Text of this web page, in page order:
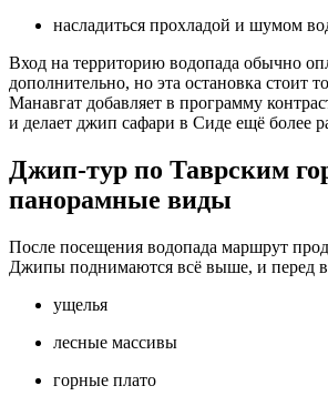
насладиться прохладой и шумом
Вход на территорию водопада обычно
дополнительно, но эта остановка стоит
Манавгат добавляет в программу
и делает джип сафари в Сиде ещё более
Джип‑тур по Таврским
панорамные виды
После посещения водопада маршрут
Джипы поднимаются всё выше, и перед
ущелья
лесные массивы
горные плато